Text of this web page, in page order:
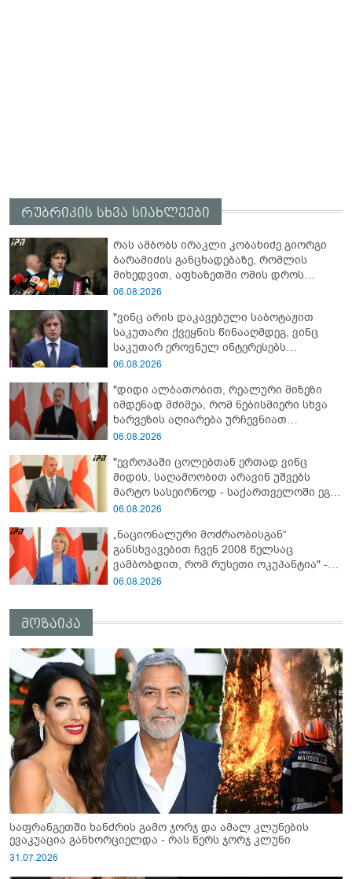
რუბრიკის სხვა სიახლეები
რას ამბობს ირაკლი კობახიძე გიორგი
ბარამიძის განცხადებაზე, რომლის
მიხედვით, აფხაზეთში ომის დროს
„ჩვენებს ტყვეები არ აჰყავდათ"
06.08.2026
"ვინც არის დაკავებული საბოტაჟით
საკუთარი ქვეყნის წინააღმდეგ, ვინც
საკუთარ ეროვნულ ინტერესებს
უპირისპირდება, ყველამ უნდა იცოდეს,
ირაკლი კობახიძე
06.08.2026
"დიდი ალბათობით, რეალური მიზეზი
იმდენად მძიმეა, რომ ნებისმიერი სხვა
ხარვეზის აღიარება ურჩევნიათ
ნამდვილი მიზეზის გამოაშკარავებას" -
გათიშვაზე
06.08.2026
"ევროპაში ცოლებთან ერთად ვინც
მიდის, საღამოობით არავინ უშვებს
მარტო სასეირნოდ - საქართველოში ეგ
პრობლემა არ არის!" - ლევან
06.08.2026
„ნაციონალური მოძრაობისგან“
განსხვავებით ჩვენ 2008 წელსაც
ვამბობდით, რომ რუსეთი ოკუპანტია" -
ნინო წილოსანი
06.08.2026
მოზაიკა
საფრანგეთში ხანძრის გამო ჯორჯ და ამალ კლუნების
ევაკუაცია განხორციელდა - რას წერს ჯორჯ კლუნი
31.07.2026